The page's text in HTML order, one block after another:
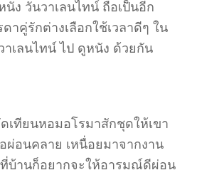
ง วันวาเลนไทน์ ถือเป็นอีก
าคู่รักต่างเลือกใช้เวลาดีๆ ใน
าเลนไทน์ ไป ดูหนัง ด้วยกัน
เทียนหอมอโรมาสักชุดให้เขา
ผ่อนคลาย เหนื่อยมาจากงาน
บ้านก็อยากจะให้อารมณ์ดีผ่อน